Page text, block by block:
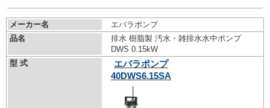
メーカー名
エバラポンプ
品名
排水 樹脂製 汚水・雑排水水中ポンプ
DWS 0.15kW
型 式
エバラポンプ
40DWS6.15SA